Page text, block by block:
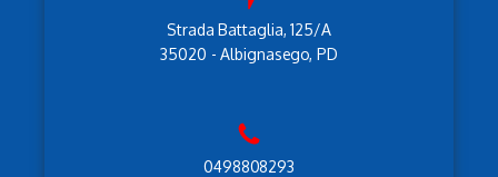
Strada Battaglia, 125/A
35020 - Albignasego, PD
0498808293